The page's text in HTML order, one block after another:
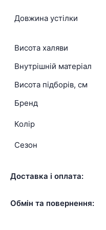
Довжина устілки
Висота халяви
Внутрішній матеріал
Висота підборів, см
Бренд
Колір
Сезон
Доставка і оплата:
Обмін та повернення: